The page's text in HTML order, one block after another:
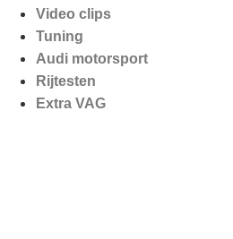
Video clips
Tuning
Audi motorsport
Rijtesten
Extra VAG